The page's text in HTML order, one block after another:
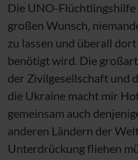
Die UNO-Flüchtlingshilfe
großen Wunsch,
zu lassen und überall
benötigt wird. Die
der Zivilgesellschaft und
die Ukraine macht mir
gemeinsam auch
anderen Ländern der
Unterdrückung fliehen